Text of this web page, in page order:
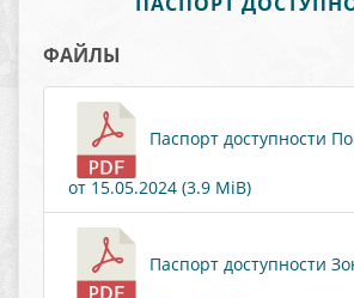
ФАЙЛЫ
Паспорт доступности
от 15.05.2024 (3.9 MiB)
Паспорт доступности